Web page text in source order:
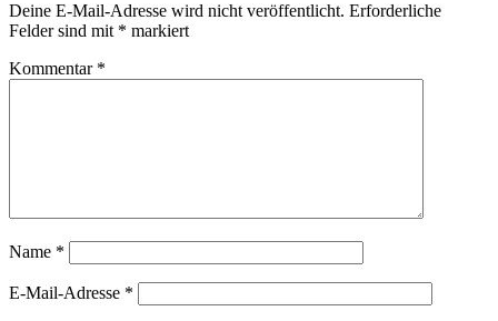
Deine E-Mail-Adresse wird nicht veröffentlicht. Erforderliche
Felder sind mit * markiert
Kommentar *
Name *
E-Mail-Adresse *